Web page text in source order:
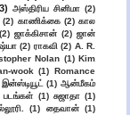
அஸ்திரிய சினிமா (2)
(2) காணிக்கை (2) கால
(2) ஜாக்கிசான் (2) ஜான்
(2) ராகவி (2) A. R.
Nolan (1) Kim
wook (1) Romance
(1) ஆன்மீகம்
படங்கள் (1) சுஜாதா (1)
(1) தைவான் (1)